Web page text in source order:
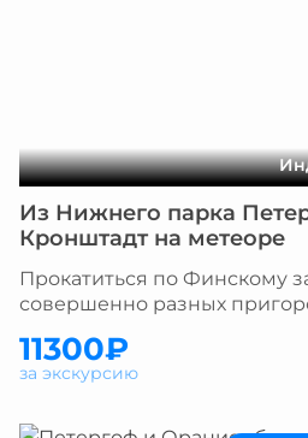
Из Нижнего парка
Кронштадт на метеоре
Прокатиться по Финскому
совершенно разных
11300₽
за экскурсию